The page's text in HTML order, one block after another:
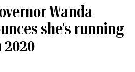
Wanda
she's running